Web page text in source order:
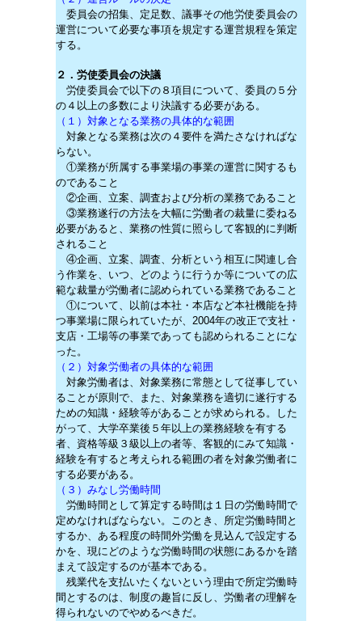
委員会の招集、定足数、議事その他労使委員会の
運営について必要な事項を規定する運営規程を策定
する。
２．労使委員会の決議
労使委員会で以下の８項目について、委員の５分
の４以上の多数により決議する必要がある。
（１）対象となる業務の具体的な範囲
対象となる業務は次の４要件を満たさなければな
らない。
①業務が所属する事業場の事業の運営に関するも
のであること
②企画、立案、調査および分析の業務であること
③業務遂行の方法を大幅に労働者の裁量に委ねる
必要があると、業務の性質に照らして客観的に判断
されること
④企画、立案、調査、分析という相互に関連し合
う作業を、いつ、どのように行うか等についての広
範な裁量が労働者に認められている業務であること
①について、以前は本社・本店など本社機能を持
つ事業場に限られていたが、2004年の改正で支社・
支店・工場等の事業であっても認められることにな
った。
（２）対象労働者の具体的な範囲
対象労働者は、対象業務に常態として従事してい
ることが原則で、また、対象業務を適切に遂行する
ための知識・経験等があることが求められる。した
がって、大学卒業後５年以上の業務経験を有する
者、資格等級３級以上の者等、客観的にみて知識・
経験を有すると考えられる範囲の者を対象労働者に
する必要がある。
（３）みなし労働時間
労働時間として算定する時間は１日の労働時間で
定めなければならない。このとき、所定労働時間と
するか、ある程度の時間外労働を見込んで設定する
かを、現にどのような労働時間の状態にあるかを踏
まえて設定するのが基本である。
残業代を支払いたくないという理由で所定労働時
間とするのは、制度の趣旨に反し、労働者の理解を
得られないのでやめるべきだ。